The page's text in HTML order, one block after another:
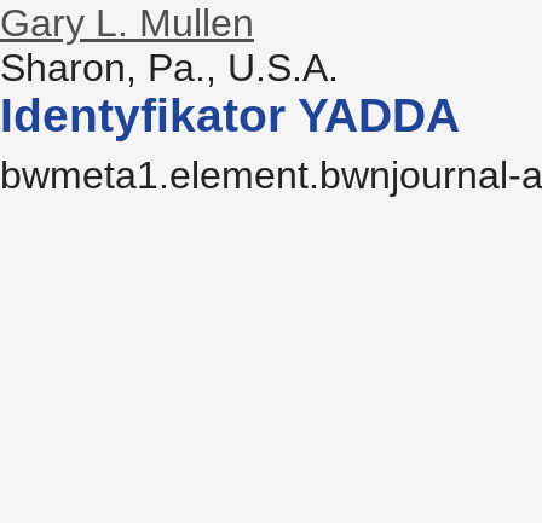
Gary L. Mullen
Sharon, Pa., U.S.A.
Identyfikator YADDA
bwmeta1.element.bwnjournal-